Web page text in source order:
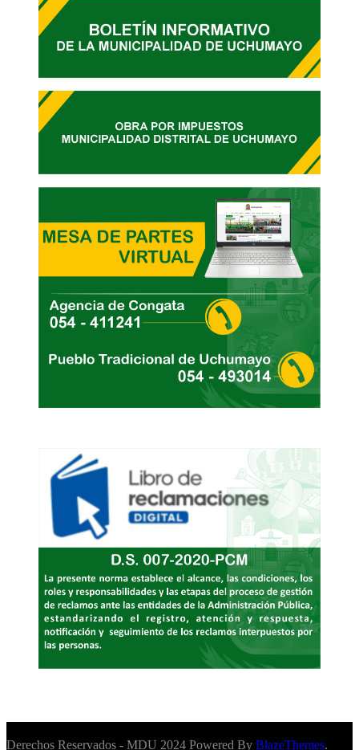
Derechos Reservados - MDU 2024 Powered By BlazeThemes.